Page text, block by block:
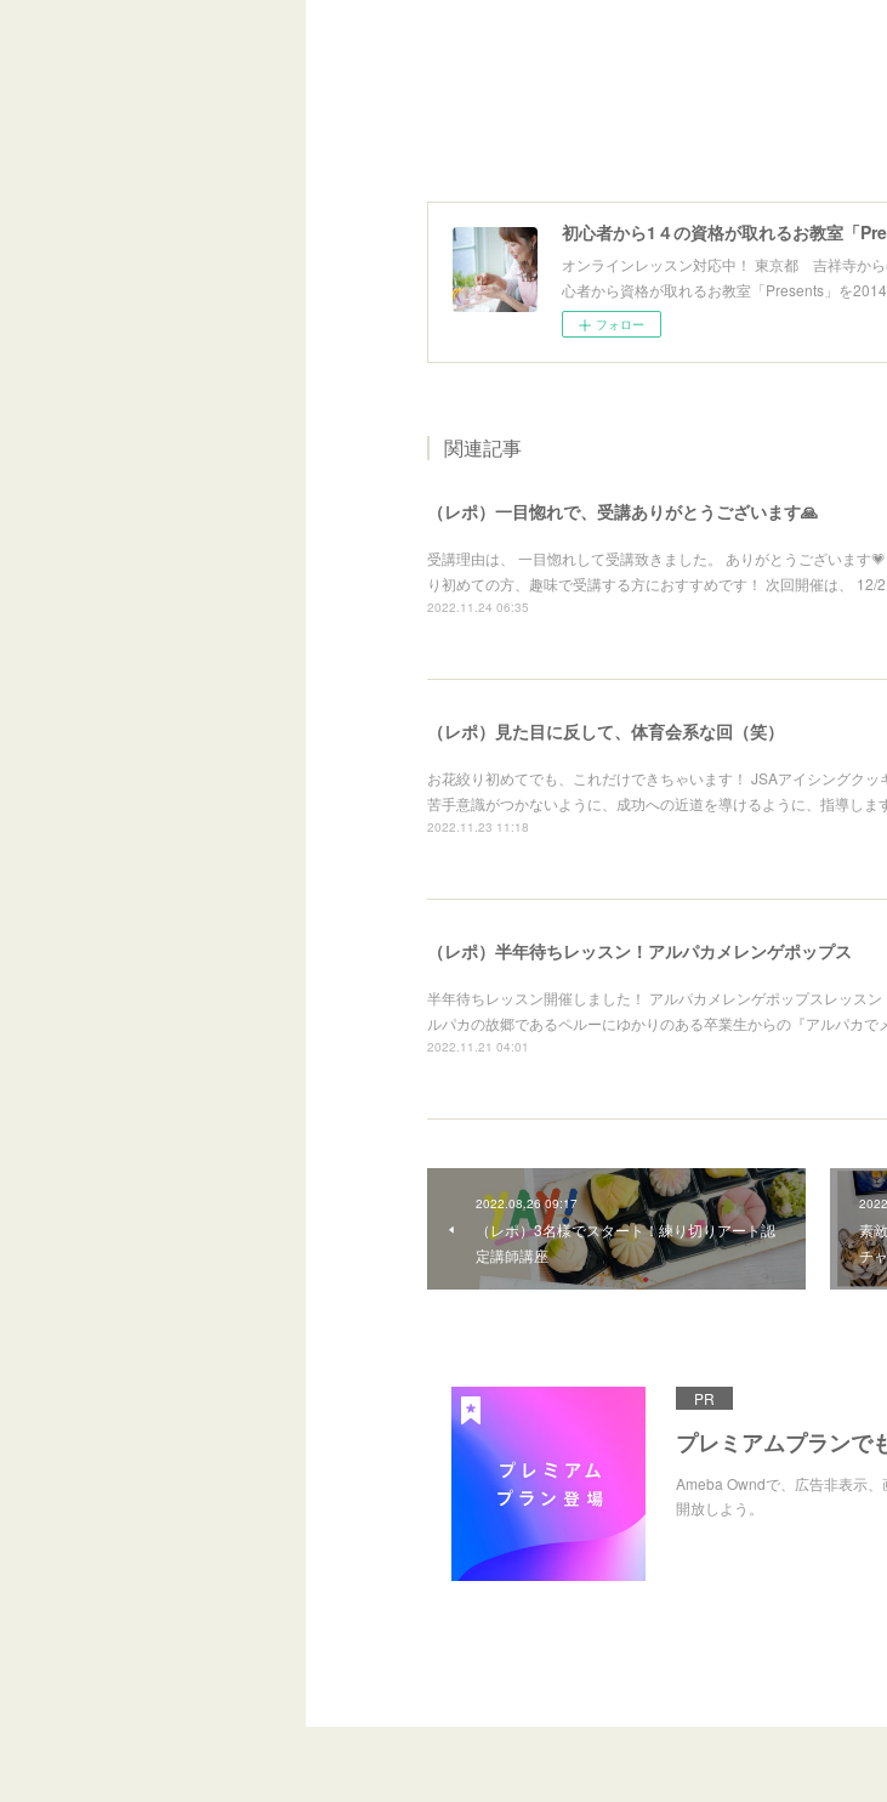
初心者から1４の資格が取れるお教室「
オンラインレッスン対応中！ 東京都 吉祥寺か
心者から資格が取れるお教室「Presents」を2014
フォロー
関連記事
（レポ）一目惚れで、受講ありがとうございます🙏
受講理由は、 一目惚れして受講致きました。 ありがとうございます
り初めての方、趣味で受講する方におすすめです！ 次回開催は、 12/
2022.11.24 06:35
（レポ）見た目に反して、体育会系な回（笑）
お花絞り初めてでも、これだけできちゃいます！ JSAアイシングクッ
苦手意識がつかないように、成功への近道を導けるように、指導しま
2022.11.23 11:18
（レポ）半年待ちレッスン！アルパカメレンゲポップス
半年待ちレッスン開催しました！ アルパカメレンゲポップスレッス
ルパカの故郷であるペルーにゆかりのある卒業生からの『アルパカで
2022.11.21 04:01
2022.08.26 09:17
（レポ）3名様でスタート！練り切りアート認
定講師講座
素
チ
PR
プレミアムプランで
Ameba Owndで、広告非表示
開放しよう。